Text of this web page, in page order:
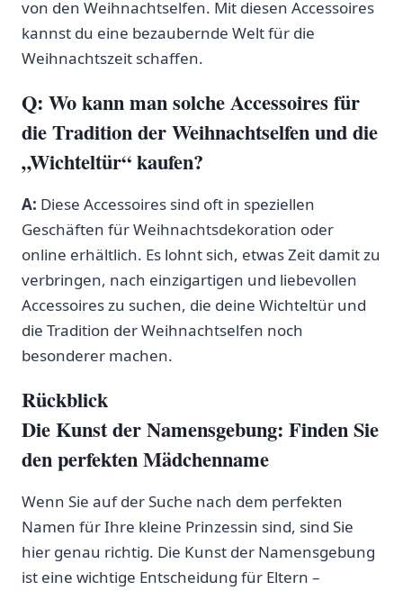
⁤von ⁣den ⁤Weihnachtselfen. Mit​ diesen Accessoires
kannst du eine bezaubernde Welt für die​
Weihnachtszeit schaffen.
Q:​ Wo kann man solche Accessoires‍ für
die Tradition der ‌Weihnachtselfen⁤ und die‌
„Wichteltür“ kaufen?
A: Diese Accessoires sind⁤ oft in‌ speziellen
Geschäften für ‍Weihnachtsdekoration oder
online erhältlich. Es lohnt ‍sich, etwas Zeit damit zu
verbringen, nach einzigartigen und liebevollen
Accessoires zu suchen, ⁤die deine Wichteltür und
die Tradition der Weihnachtselfen noch
besonderer machen.
Rückblick
Die Kunst der Namensgebung: Finden Sie
den perfekten⁤ Mädchenname
Wenn Sie auf der Suche nach dem perfekten
Namen für ‌Ihre kleine Prinzessin sind, ​sind Sie
hier genau​ richtig. Die Kunst​ der Namensgebung
⁤ist eine wichtige Entscheidung für Eltern –